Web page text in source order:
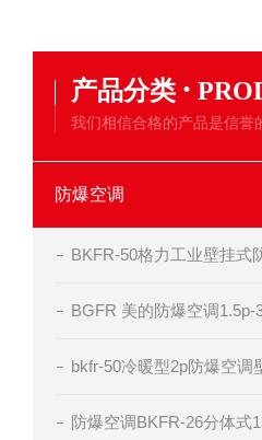
产品分类 ·
我们相信合格的产品是信誉
防爆空调